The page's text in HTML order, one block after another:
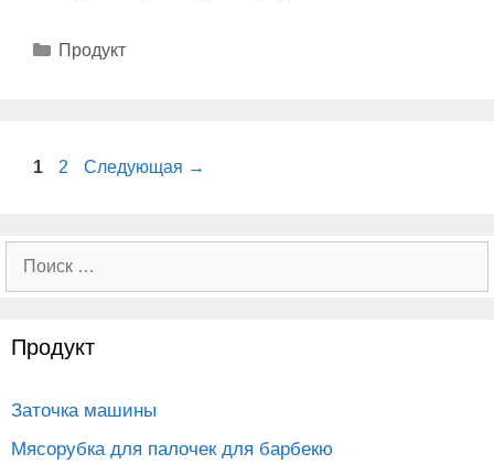
Рубрики
Продукт
Страница
1 Страница
2 Следующая →
Поиск:
Продукт
Заточка машины
Мясорубка для палочек для барбекю